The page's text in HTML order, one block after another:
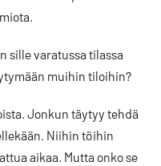
sille varatussa tilassa
muihin tiloihin?
Jonkun täytyy tehdä
Niihin töihin
aikaa. Mutta onko se